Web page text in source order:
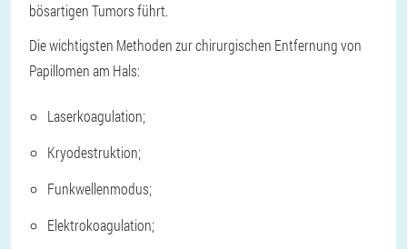
bösartigen Tumors führt.
Die wichtigsten Methoden zur chirurgischen Entfernung von
Papillomen am Hals:
Laserkoagulation;
Kryodestruktion;
Funkwellenmodus;
Elektrokoagulation;